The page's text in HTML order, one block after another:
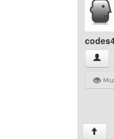
↑